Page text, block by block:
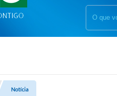
Notícia